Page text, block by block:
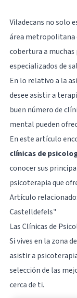
Viladecans no solo
área metropolitana
cobertura a muchas
especializados de
En lo relativo a la
desee asistir a
buen número de
mental pueden
En este artículo
clínicas de
conocer sus
psicoterapia que
Artículo relacionado:
Castelldefels"
Las Clínicas de
Si vives en la zona
asistir a
selección de las
cerca de ti.